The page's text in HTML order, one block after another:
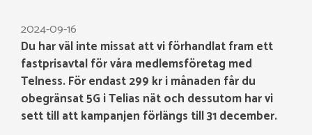
2024-09-16
Du har väl inte missat att vi förhandlat fram ett
fastprisavtal för våra medlemsföretag med
Telness. För endast 299 kr i månaden får du
obegränsat 5G i Telias nät och dessutom har vi
sett till att kampanjen förlängs till 31 december.